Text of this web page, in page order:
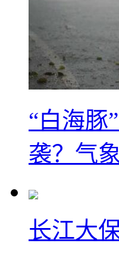
“白海豚
袭？气
长江大